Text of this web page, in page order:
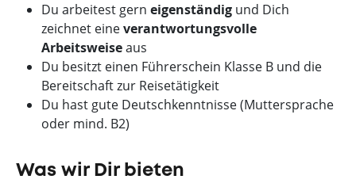
Du arbeitest gern eigenständig und Dich
zeichnet eineverantwortungsvolle
Arbeitsweiseaus
Du besitzt einen Führerschein Klasse B und die
Bereitschaft zur Reisetätigkeit
Du hast gute Deutschkenntnisse (Muttersprache
oder mind. B2)
Was wir Dir bieten